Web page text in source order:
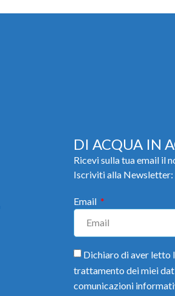
DI ACQUA IN
Ricevi sulla tua email il
Iscriviti alla Newsletter:
Email
Dichiaro di aver letto
trattamento dei miei
comunicazioni